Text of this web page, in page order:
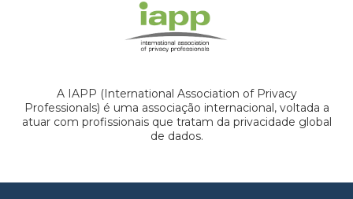
A IAPP (International Association of Privacy
Professionals) é uma associação internacional, voltada a
atuar com profissionais que tratam da privacidade global
de dados.